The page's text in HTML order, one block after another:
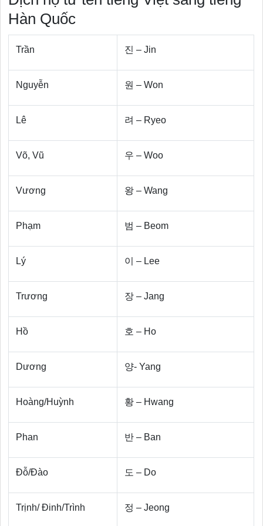
Hàn Quốc
Trần 진 – Jin
Nguyễn 원 – Won
Lê 려 – Ryeo
Võ, Vũ 우 – Woo
Vương 왕 – Wang
Phạm 범 – Beom
Lý 이 – Lee
Trương 장 – Jang
Hồ 호 – Ho
Dương 양- Yang
Hoàng/Huỳnh 황 – Hwang
Phan 반 – Ban
Đỗ/Đào 도 – Do
Trịnh/ Đinh/Trình 정 – Jeong